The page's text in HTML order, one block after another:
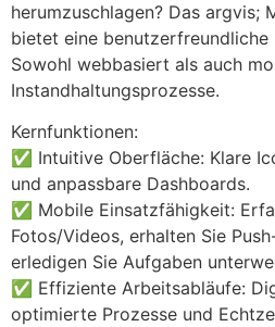
herumzuschlagen? Das argvis;
bietet eine
Sowohl webbasiert als auch
Instandhaltungsprozesse.
Kernfunktionen:
✅ Intuitive Oberfläche: Klare
und anpassbare Dashboards.
✅ Mobile Einsatzfähigkeit:
Fotos/Videos, erhalten Sie
erledigen Sie Aufgaben
✅ Effiziente Arbeitsabläufe:
optimierte Prozesse und